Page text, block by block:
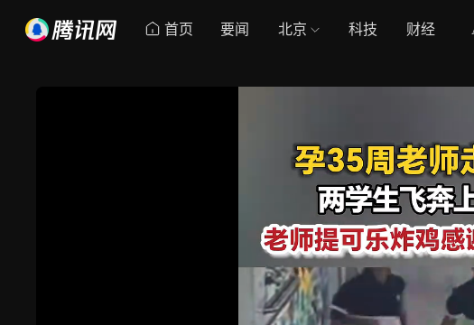
首页 要闻 北京 科技 财经